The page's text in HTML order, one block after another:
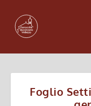
Foglio